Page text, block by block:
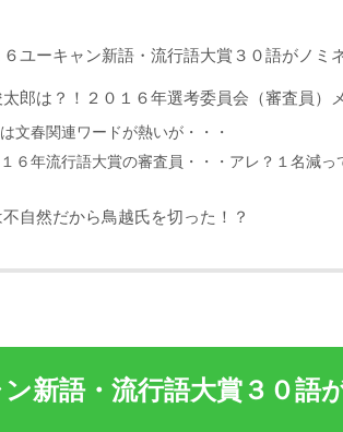
６ユーキャン新語・流行語大賞３０語がノミ
太郎は？！２０１６年選考委員会（審査員）
文春関連ワードが熱いが・・・
６年流行語大賞の審査員・・・アレ？１名減っ
自然だから鳥越氏を切った！？
新語・流行語大賞３０語